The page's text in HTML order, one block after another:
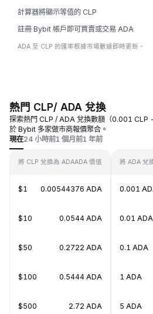
計算器將顯示等值的 CLP
註冊 Bybit 帳戶即可買賣或交易 ADA
ADA 至 CLP 的匯率根據市場數據即時更新。
熱門 CLP/ ADA 兌換
探索熱門 CLP / ADA 兌換數額（0.001 CLP
於 Bybit 多家做市商報價聚合。
現在24 小時前1 個月前1 年前
將 CLP 兌換為 ADAADA 價值
$1 0.00544376 ADA
$10 0.0544 ADA
$50 0.2722 ADA
$100 0.5444 ADA
$500 2.72 ADA
將 ADA 兌
0.001
0.01 ADA
0.1 ADA
1 ADA
5 ADA